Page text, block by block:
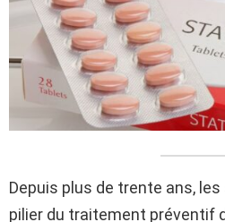
Depuis plus de trente ans,
pilier du traitement préventif